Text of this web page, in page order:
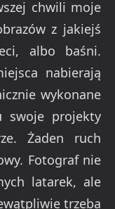
chwili moje
z jakiejś
albo baśni.
nabierają
wykonane
swoje projekty
Żaden ruch
Fotograf nie
latarek, ale
trzeba